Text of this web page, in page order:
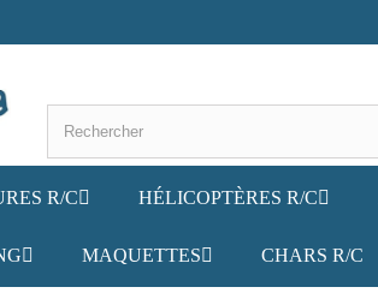
R/C HÉLICOPTÈRES R/C
MAQUETTES CHARS R/C